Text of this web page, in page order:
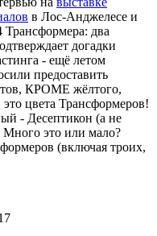
в Лос-Анджелесе и
Трансформера: два
догадки
- ещё летом
предоставить
КРОМЕ жёлтого,
это цвета Трансформеров!
- Десептикон (а не
это или мало?
(включая троих,